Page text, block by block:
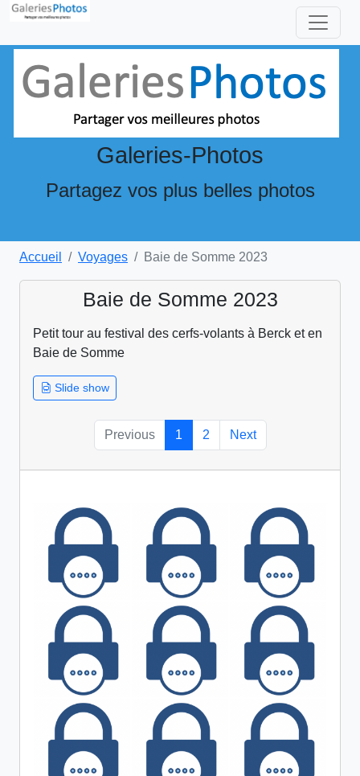
Galeries-Photos
Partagez vos plus belles photos
Accueil Voyages Baie de Somme 2023
Baie de Somme 2023
Petit tour au festival des cerfs-volants à Berck et en
Baie de Somme
Slide show
Previous 1 2 Next